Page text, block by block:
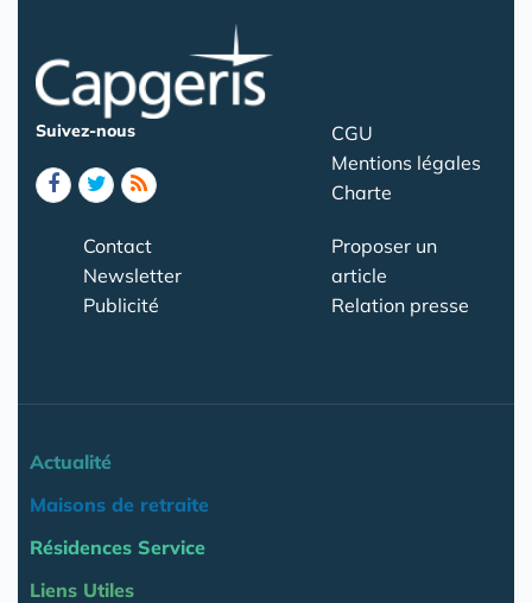
Suivez-nous
CGU
Mentions légales
Charte
Contact
Newsletter
Publicité
Proposer un
article
Relation presse
Actualité
Maisons de retraite
Résidences Service
Liens Utiles